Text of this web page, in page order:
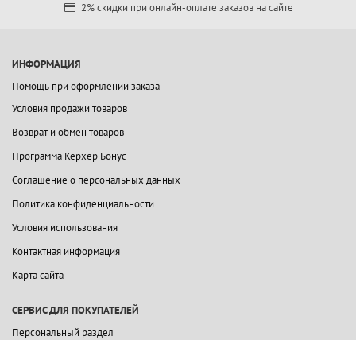
2% скидки при онлайн-оплате заказов на сайте
ИНФОРМАЦИЯ
Помощь при оформлении заказа
Условия продажи товаров
Возврат и обмен товаров
Программа Керхер Бонус
Соглашение о персональных данных
Политика конфиденциальности
Условия использования
Контактная информация
Карта сайта
СЕРВИС ДЛЯ ПОКУПАТЕЛЕЙ
Персональный раздел